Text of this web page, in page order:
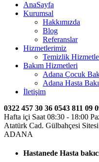
AnaSayfa
Kurumsal
Hakkımızda
Blog
Referanslar
Hizmetlerimiz
Temizlik
Bakım Hizmetleri
Adana Çocuk
Adana Hasta
İletişim
0322 457 30 36 0543 811 09
Hafta içi Saat 08:30 - 18:00
Atatürk Cad. Gülbahçesi
ADANA
Hastanede Hasta